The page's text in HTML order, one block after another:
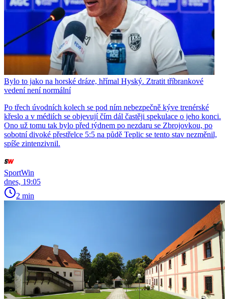
Bylo to jako na horské dráze, hřímal Hyský. Ztratit tříbrankové
vedení není normální
Po třech úvodních kolech se pod ním nebezpečně kýve trenérské
křeslo a v médiích se objevují čím dál častěji spekulace o jeho konci.
Ono už tomu tak bylo před týdnem po nezdaru se Zbrojovkou, po
sobotní divoké přestřelce 5:5 na půdě Teplic se tento stav nezměnil,
spíše zintenzivnil.
SportWin
dnes, 19:05
2 min